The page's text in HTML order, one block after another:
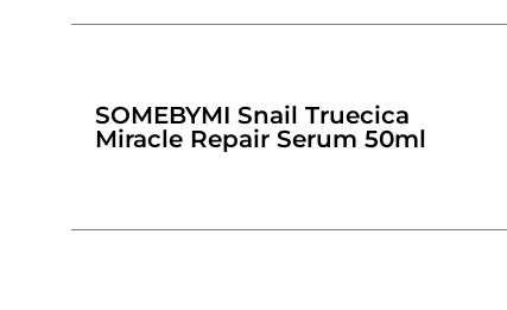
SOMEBYMI Snail Truecica
Miracle Repair Serum 50ml